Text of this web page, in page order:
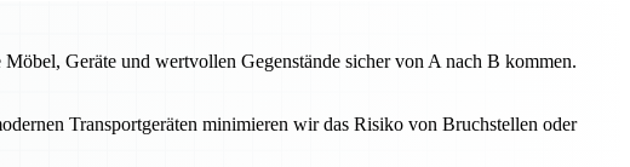
Geräte und wertvollen Gegenstände sicher von A nach B kommen.
Transportgeräten minimieren wir das Risiko von Bruchstellen oder